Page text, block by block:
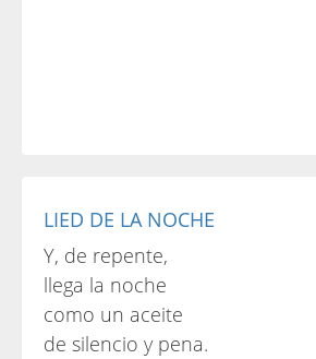
LIED DE LA NOCHE
Y, de repente,
llega la noche
como un aceite
de silencio y pena.